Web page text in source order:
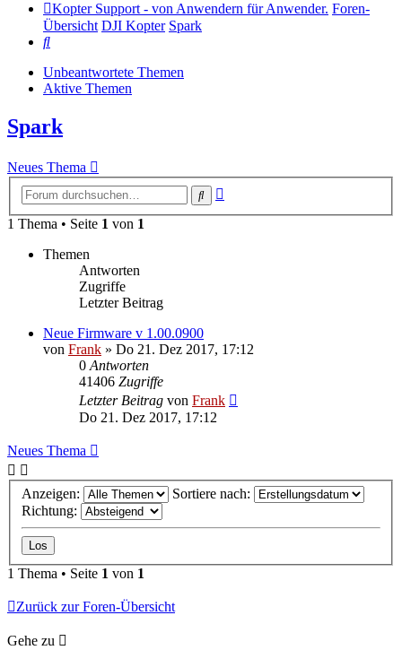
Kopter Support - von Anwendern für Anwender. Foren-
Übersicht DJI Kopter Spark
Suche
Unbeantwortete Themen
Aktive Themen
Spark
Neues Thema
Suche
1 Thema • Seite 1 von 1
Themen
Antworten
Zugriffe
Letzter Beitrag
Neue Firmware v 1.00.0900
von Frank » Do 21. Dez 2017, 17:12
0 Antworten
41406 Zugriffe
Letzter Beitrag von Frank
Do 21. Dez 2017, 17:12
Neues Thema
Anzeigen:
Sortiere nach:
Richtung:
1 Thema • Seite 1 von 1
Zurück zur Foren-Übersicht
Gehe zu